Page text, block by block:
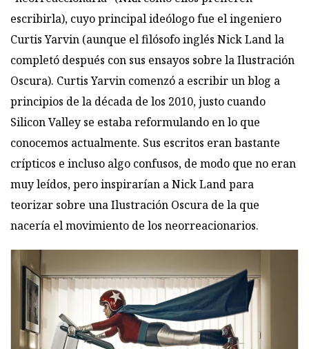
escribirla), cuyo principal ideólogo fue el ingeniero
Curtis Yarvin (aunque el filósofo inglés Nick Land la
completó después con sus ensayos sobre la Ilustración
Oscura). Curtis Yarvin comenzó a escribir un blog a
principios de la década de los 2010, justo cuando
Silicon Valley se estaba reformulando en lo que
conocemos actualmente. Sus escritos eran bastante
crípticos e incluso algo confusos, de modo que no eran
muy leídos, pero inspirarían a Nick Land para
teorizar sobre una Ilustración Oscura de la que
nacería el movimiento de los neorreacionarios.